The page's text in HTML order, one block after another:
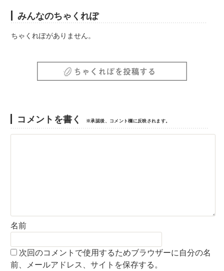
みんなのちゃくれぽ
ちゃくれぽがありません。
コメントを書く ※承認後、コメント欄に反映されます。
名前
次回のコメントで使用するためブラウザーに自分の名
前、メールアドレス、サイトを保存する。